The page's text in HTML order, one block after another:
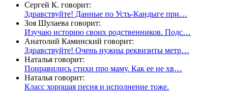
Сергей К. говорит:
Здравствуйте! Данные по Усть-Кандыге при…
Зоя Шулаева говорит:
Изучаю историю своих родственников. Подс…
Анатолий Каминский говорит:
Здравствуйте! Очень нужны реквизиты метр…
Наталья говорит:
Понравились стихи про маму. Как ее не хв…
Наталья говорит:
Класс хорошая песня и исполнение тоже.